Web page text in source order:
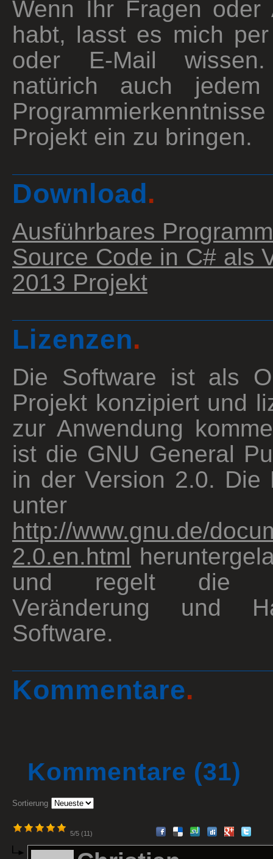
Wenn Ihr Fragen oder
habt, lasst es mich
oder E-Mail
natürich auch
Projekt ein zu bringen.
Download.
Ausführbares Programm
Source Code in C# als
2013 Projekt
Lizenzen.
Die Software ist als
Projekt konzipiert und
zur Anwendung
ist die GNU General
in der Version 2.0. Die
unter
http://www.gnu.de/
2.0.en.html
und regelt die
Veränderung und
Software.
Kommentare.
Kommentare (31)
Sortierung
5/5 (11)